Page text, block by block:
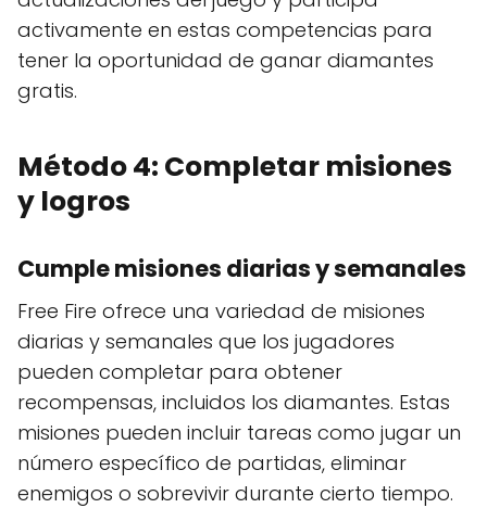
activamente en estas competencias para
tener la oportunidad de ganar diamantes
gratis.
Método 4: Completar misiones
y logros
Cumple misiones diarias y semanales
Free Fire ofrece una variedad de misiones
diarias y semanales que los jugadores
pueden completar para obtener
recompensas, incluidos los diamantes. Estas
misiones pueden incluir tareas como jugar un
número específico de partidas, eliminar
enemigos o sobrevivir durante cierto tiempo.